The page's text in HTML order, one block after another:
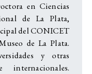
en Ciencias
de La Plata,
del CONICET
de La Plata.
y otras